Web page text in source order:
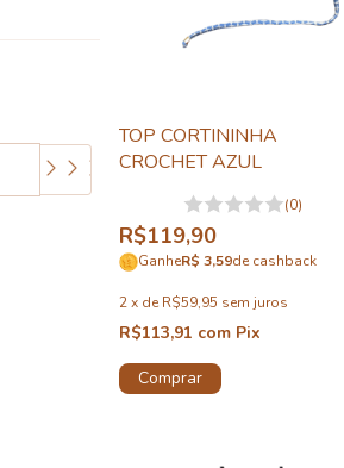
TOP CORTININHA
CROCHET AZUL
(0)
R$119,90
GanheR$ 3,59de cashback
2 x de R$59,95 sem juros
R$113,91 com Pix
Comprar